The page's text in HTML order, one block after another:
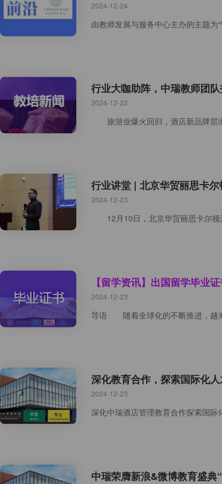
2024-12-24
行业大咖助阵，中瑞教师团
2024-12-23
行业讲堂 | 北京华贸丽思卡
2024-12-23
【留学资讯】出国留学毕业
2024-12-23
深化教育合作，探索国际化
2024-12-23
中瑞荣膺新浪&微博教育盛